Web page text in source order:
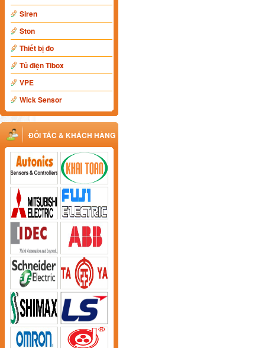
Siren
Ston
Thiết bị đo
Tủ điện Tibox
VPE
Wick Sensor
ĐỐI TÁC & KHÁCH HÀNG